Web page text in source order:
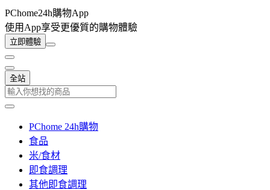
PChome24h購物App
使用App享受更優質的購物體驗
立即體驗
全站
PChome 24h購物
食品
米/食材
即食調理
其他即食調理